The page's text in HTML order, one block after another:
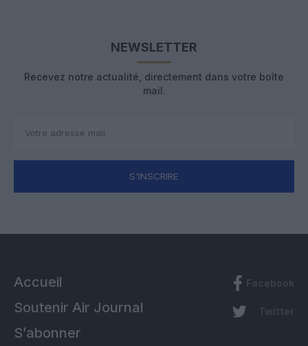
NEWSLETTER
Recevez notre actualité, directement dans votre boîte
mail.
S'INSCRIRE
Accueil
Soutenir Air Journal
S’abonner